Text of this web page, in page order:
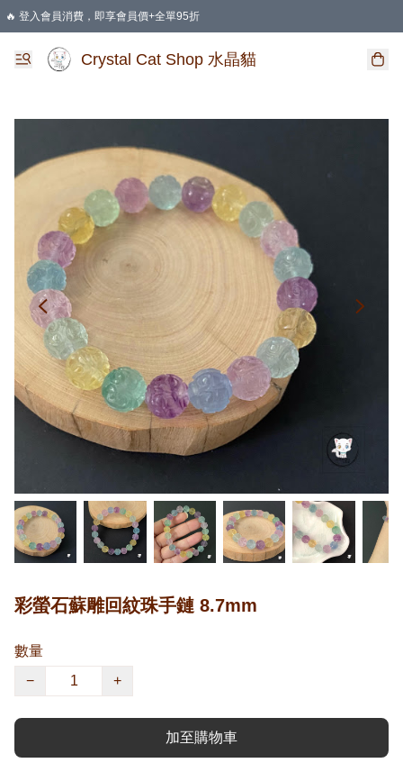
🔥 登入會員消費，即享會員價+全單95折
🛍️ 購物滿HKD 400 即享免運費優惠
Crystal Cat Shop 水晶貓
彩螢石蘇雕回紋珠手鏈 8.7mm
數量
−
+
加至購物車